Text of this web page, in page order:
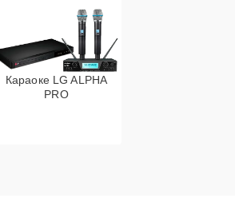
Караоке LG ALPHA
PRO